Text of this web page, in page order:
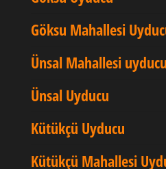
Göksu Mahallesi
Ünsal Mahallesi uyducu
Ünsal Uyducu
Kütükçü Uyducu
Kütükçü Mahallesi